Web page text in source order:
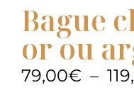
Bague
or ou
79,00€ –